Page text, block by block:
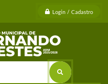
Login / Cadastro